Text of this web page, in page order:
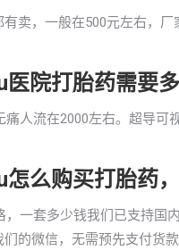
卖，一般在500元左右，
院打胎药需要
人流在2000左右。超导
么购买打胎药
一套多少钱我们已支持国
的微信，无需预先支付货